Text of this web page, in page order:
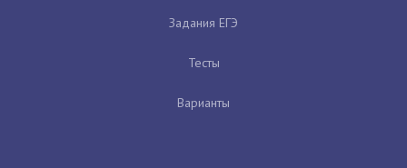
Задания ЕГЭ
Тесты
Варианты